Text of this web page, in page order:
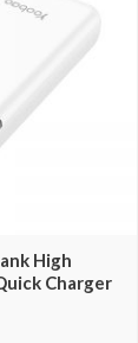
High
Charger